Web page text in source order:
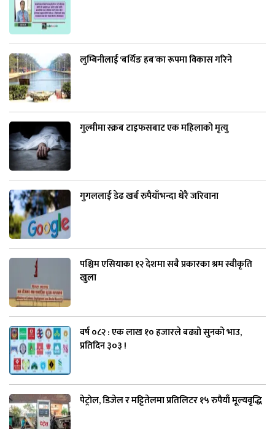
लुम्बिनीलाई ‘बर्थिङ हब’का रूपमा विकास गरिने
गुल्मीमा स्क्रब टाइफसबाट एक महिलाको मृत्यु
गुगललाई डेढ खर्ब रुपैयाँभन्दा धेरै जरिवाना
पश्चिम एसियाका १२ देशमा सबै प्रकारका श्रम स्वीकृति
खुला
वर्ष ०८२ : एक लाख १० हजारले बढ्यो सुनको भाउ,
प्रतिदिन ३०३ !
पेट्रोल, डिजेल र मट्टितेलमा प्रतिलिटर १५ रुपैयाँ मूल्यवृद्धि